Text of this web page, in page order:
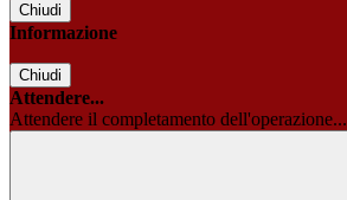
Chiudi
Informazione
Chiudi
Attendere...
Attendere il completamento dell'operazione...